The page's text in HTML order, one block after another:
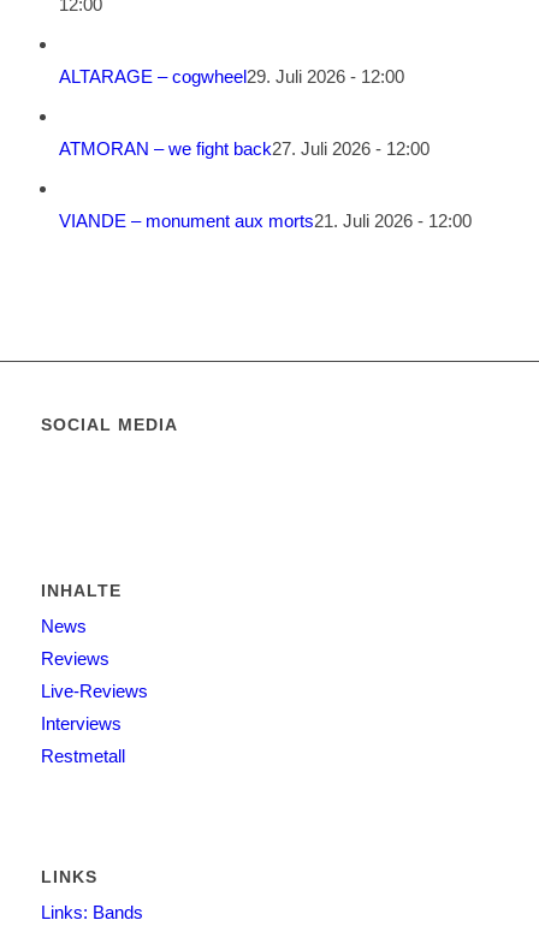
12:00
ALTARAGE – cogwheel29. Juli 2026 - 12:00
ATMORAN – we fight back27. Juli 2026 - 12:00
VIANDE – monument aux morts21. Juli 2026 - 12:00
SOCIAL MEDIA
INHALTE
News
Reviews
Live-Reviews
Interviews
Restmetall
LINKS
Links: Bands